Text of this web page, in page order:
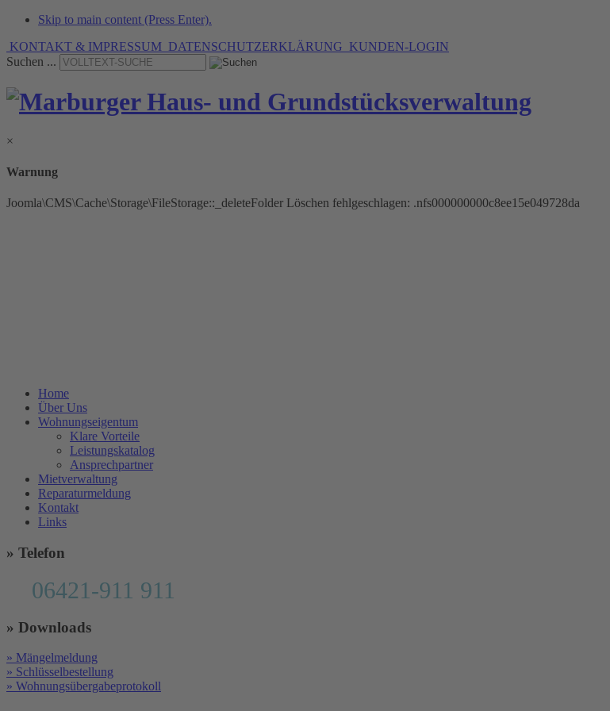
Skip to main content (Press Enter).
KONTAKT & IMPRESSUM DATENSCHUTZERKLÄRUNG KUNDEN-LOGIN
Suchen ...
×
Warnung
Joomla\CMS\Cache\Storage\FileStorage::_deleteFolder Löschen fehlgeschlagen: .nfs000000000c8ee15e049728da
Home
Über Uns
Wohnungseigentum
Klare Vorteile
Leistungskatalog
Ansprechpartner
Mietverwaltung
Reparaturmeldung
Kontakt
Links
» Telefon
06421-911 911
» Downloads
» Mängelmeldung
» Schlüsselbestellung
» Wohnungsübergabeprotokoll